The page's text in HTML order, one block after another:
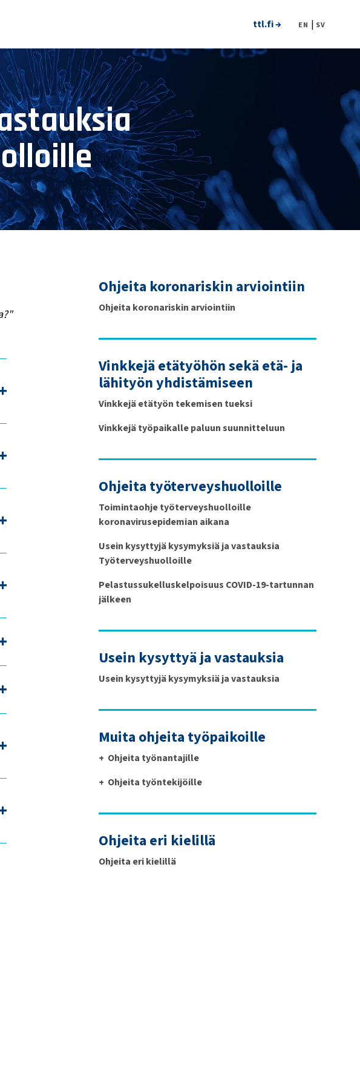
ttl.fi → EN | SV
Ohjeita koronariskin arviointiin
Ohjeita koronariskin arviointiin
Vinkkejä etätyöhön sekä etä- ja
lähityön yhdistämiseen
Vinkkejä etätyön tekemisen tueksi
Vinkkejä työpaikalle paluun suunnitteluun
Ohjeita työterveyshuolloille
Toimintaohje työterveyshuolloille
koronavirusepidemian aikana
Usein kysyttyjä kysymyksiä ja vastauksia
Työterveyshuolloille
Pelastussukelluskelpoisuus COVID-19-tartunnan
jälkeen
Usein kysyttyä ja vastauksia
Usein kysyttyjä kysymyksiä ja vastauksia
Muita ohjeita työpaikoille
Ohjeita työnantajille
Ohjeita työntekijöille
Ohjeita eri kielillä
Ohjeita eri kielillä